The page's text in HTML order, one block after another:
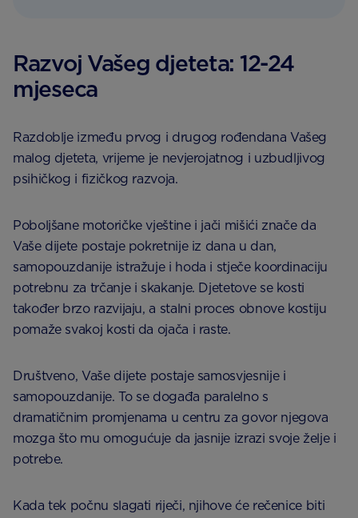
Razvoj Vašeg djeteta: 12-24
mjeseca
Razdoblje između prvog i drugog rođendana Vašeg
malog djeteta, vrijeme je nevjerojatnog i uzbudljivog
psihičkog i fizičkog razvoja.
Poboljšane motoričke vještine i jači mišići znače da
Vaše dijete postaje pokretnije iz dana u dan,
samopouzdanije istražuje i hoda i stječe koordinaciju
potrebnu za trčanje i skakanje. Djetetove se kosti
također brzo razvijaju, a stalni proces obnove kostiju
pomaže svakoj kosti da ojača i raste.
Društveno, Vaše dijete postaje samosvjesnije i
samopouzdanije. To se događa paralelno s
dramatičnim promjenama u centru za govor njegova
mozga što mu omogućuje da jasnije izrazi svoje želje i
potrebe.
Kada tek počnu slagati riječi, njihove će rečenice biti